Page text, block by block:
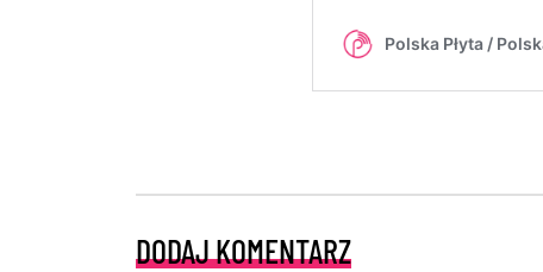
DODAJ KOMENTARZ